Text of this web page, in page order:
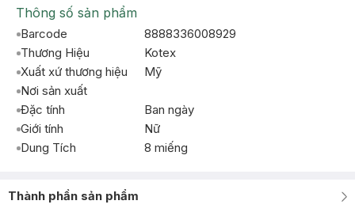
Thông số sản phẩm
Barcode
8888336008929
Thương Hiệu
Kotex
Xuất xứ thương hiệu
Mỹ
Nơi sản xuất
Đặc tính
Ban ngày
Giới tính
Nữ
Dung Tích
8 miếng
Thành phần sản phẩm